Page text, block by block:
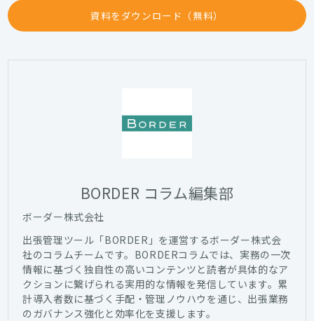
資料をダウンロード（無料）
BORDER コラム編集部
ボーダー株式会社
出張管理ツール「BORDER」を運営するボーダー株式会
社のコラムチームです。BORDERコラムでは、実務の一次
情報に基づく独自性の高いコンテンツと読者が具体的なア
クションに繋げられる実用的な情報を発信しています。累
計導入者数に基づく手配・管理ノウハウを通じ、出張業務
のガバナンス強化と効率化を支援します。